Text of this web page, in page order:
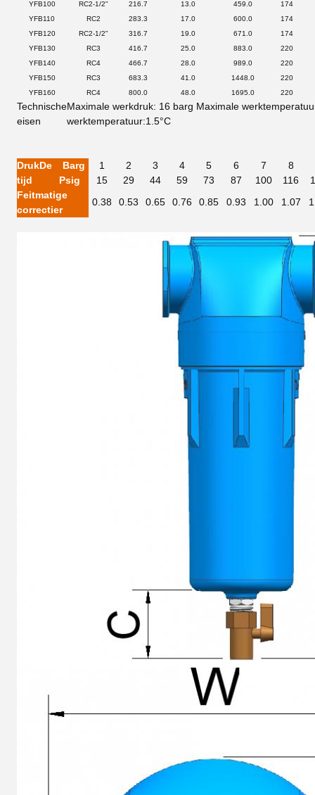
YFB100 RC2-1/2" 216.7 13.0 459.0
174
YFB110
RC2 283.3 17.0 600.0
174
YFB120
RC2-1/2" 316.7 19.0 671.0
174
YFB130
RC3 416.7 25.0 883.0
220
YFB140
RC4 466.7 28.0 989.0
220
YFB150
RC3 683.3 41.0 1448.0
220
YFB160
RC4 800.0 48.0 1695.0 220
Technische
eisen
Maximale werkdruk: 16 barg Maximale
werktemperatuur:1.5°C
DrukDe
tijd
Barg 1 2 3 4 5 6 7
8
Psig
15 29 44 59 73 87 100 116
Feitmatige
correctier
0.38 0.53 0.65 0.76 0.85 0.93 1.00 1.07